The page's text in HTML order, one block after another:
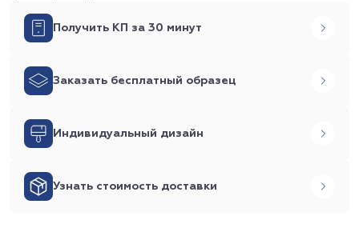
Получить КП за 30 минут
Заказать бесплатный образец
Индивидуальный дизайн
Узнать стоимость доставки